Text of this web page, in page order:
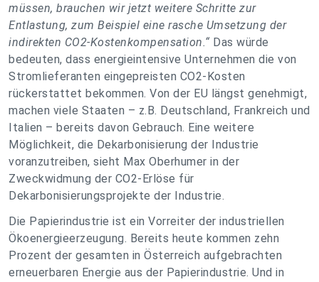
müssen, brauchen wir jetzt weitere Schritte zur
Entlastung, zum Beispiel eine rasche Umsetzung der
indirekten CO2-Kostenkompensation.“Das würde
bedeuten, dass energieintensive Unternehmen die von
Stromlieferanten eingepreisten CO2-Kosten
rückerstattet bekommen. Von der EU längst genehmigt,
machen viele Staaten – z.B. Deutschland, Frankreich und
Italien – bereits davon Gebrauch. Eine weitere
Möglichkeit, die Dekarbonisierung der Industrie
voranzutreiben, sieht Max Oberhumer in der
Zweckwidmung der CO2-Erlöse für
Dekarbonisierungsprojekte der Industrie.
Die Papierindustrie ist ein Vorreiter der industriellen
Ökoenergieerzeugung. Bereits heute kommen zehn
Prozent der gesamten in Österreich aufgebrachten
erneuerbaren Energie aus der Papierindustrie. Und in